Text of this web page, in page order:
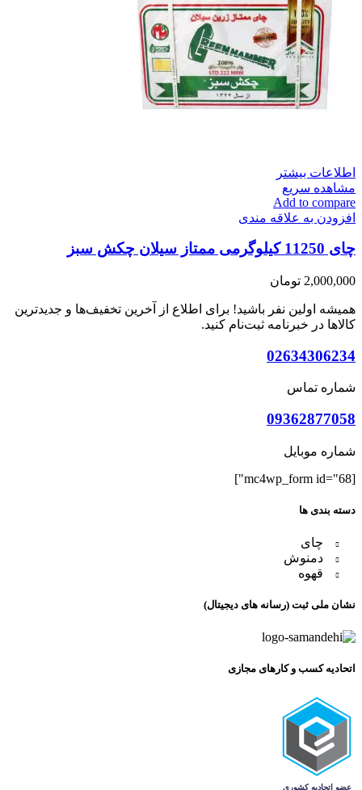
اطلاعات بیشتر
مشاهده سریع
Add to compare
افزودن به علاقه مندی
چای 11250 کیلوگرمی ممتاز سیلان چکش سبز
2,000,000 تومان
همیشه اولین نفر باشید! برای اطلاع از آخرین تخفیف‌ها و جدیدترین
کالاها در خبرنامه ثبت‌نام کنید.
02634306234
شماره تماس
09362877058
شماره موبایل
[mc4wp_form id="68"]
دسته بندی ها
چای
دمنوش
قهوه
نشان ملی ثبت (رسانه های دیجیتال)
اتحادیه کسب و کارهای مجازی